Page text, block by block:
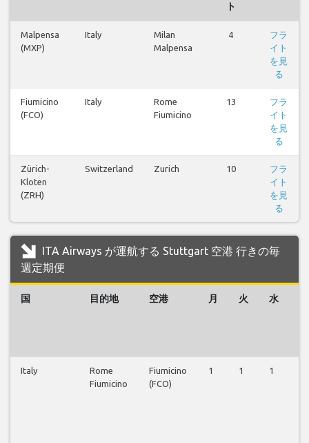
ト
Malpensa
(MXP)
Italy
Milan
Malpensa
4
フラ
イト
を見
る
Fiumicino
(FCO)
Italy
Rome
Fiumicino
13
フラ
イト
を見
る
Zürich-
Kloten
(ZRH)
Switzerland Zurich 10
フラ
イト
を見
る
ITA Airways が運航する Stuttgart 空港 行きの毎
週定期便
国 目的地 空港 月 火 水
Italy
Rome
Fiumicino
Fiumicino
(FCO)
1 1 1